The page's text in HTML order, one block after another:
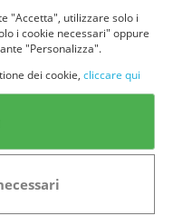
e bevande
"Accetta", utilizzare solo i
i cookie necessari" oppure
"Personalizza".
dei cookie, cliccare qui